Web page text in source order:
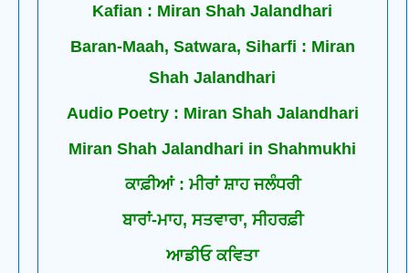
Kafian : Miran Shah Jalandhari
Baran-Maah, Satwara, Siharfi : Miran
Shah Jalandhari
Audio Poetry : Miran Shah Jalandhari
Miran Shah Jalandhari in Shahmukhi
ਕਾਫ਼ੀਆਂ : ਮੀਰਾਂ ਸ਼ਾਹ ਜਲੰਧਰੀ
ਬਾਰਾਂ-ਮਾਹ, ਸਤਵਾਰਾ, ਸੀਹਰਫ਼ੀ
ਆਡੀਓ ਕਵਿਤਾ